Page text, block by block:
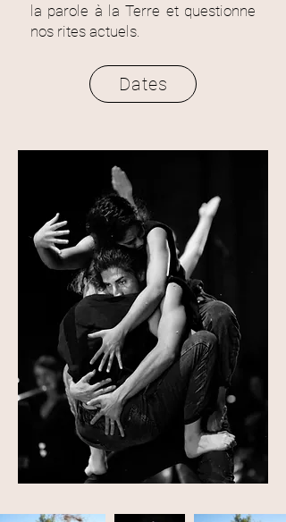
la parole à la Terre et questionne
nos rites actuels.
Dates